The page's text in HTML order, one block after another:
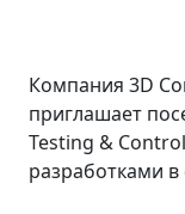
Компания 3D
приглашает
Testing &
разработками в